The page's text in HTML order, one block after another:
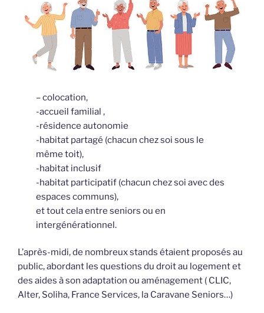
– colocation,
-accueil familial ,
-résidence autonomie
-habitat partagé (chacun chez soi sous le
même toit),
-habitat inclusif
-habitat participatif (chacun chez soi avec des
espaces communs),
et tout cela entre seniors ou en
intergénérationnel.
L’après-midi, de nombreux stands étaient proposés au
public, abordant les questions du droit au logement et
des aides à son adaptation ou aménagement ( CLIC,
Alter, Soliha, France Services, la Caravane Seniors…)